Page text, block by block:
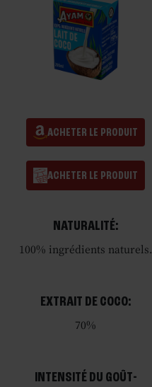
ACHETER LE PRODUIT
ACHETER LE PRODUIT
NATURALITÉ:
100% ingrédients naturels.
EXTRAIT DE COCO:
70%
INTENSITÉ DU GOÛT-